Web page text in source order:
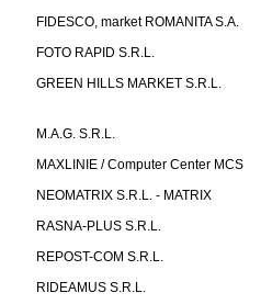
FIDESCO, market ROMANITA S.A.
FOTO RAPID S.R.L.
GREEN HILLS MARKET S.R.L.
M.A.G. S.R.L.
MAXLINIE / Computer Center MCS
NEOMATRIX S.R.L. - MATRIX
RASNA-PLUS S.R.L.
REPOST-COM S.R.L.
RIDEAMUS S.R.L.